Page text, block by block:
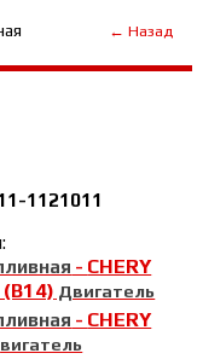
← Назад
1121011
- CHERY
Двигатель
- CHERY